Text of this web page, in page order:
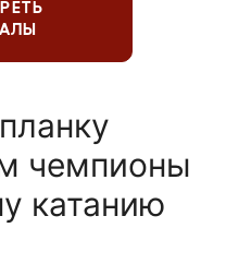
чемпионы
катанию